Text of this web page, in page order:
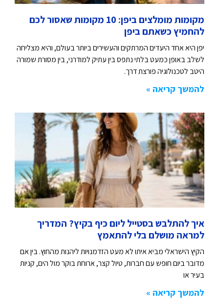
מקומות מומלצים ביפן: 10 מקומות שאסור לכם
להחמיץ כשאתם ביפן
יפן היא אחד היעדים המרתקים והעשירים ביותר בעולם, והיא מצליחה
לשלב באופן כמעט בלתי נתפס בין עתיק למודרני, בין מסורת שמורה
היטב לטכנולוגיה פורצת דרך.
להמשך קריאה »
איך להתלבש בסטייל ליום כיף בקיץ? המדריך
למראה מושלם בלי להתאמץ
הקיץ הישראלי מביא איתו לא מעט הזדמנויות ליהנות מהחוץ. בין אם
מדובר ביום חופש עם חברות, טיול קצר, ארוחת בוקר מול הים, קניות
בעיר או
להמשך קריאה »